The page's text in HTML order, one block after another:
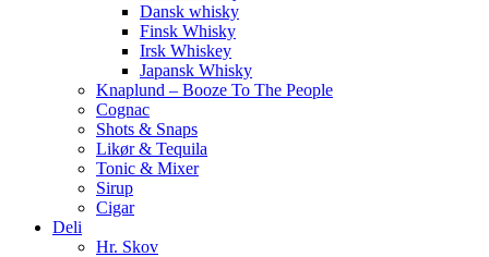
Dansk whisky
Finsk Whisky
Irsk Whiskey
Japansk Whisky
Knaplund – Booze To The People
Cognac
Shots & Snaps
Likør & Tequila
Tonic & Mixer
Sirup
Cigar
Deli
Hr. Skov